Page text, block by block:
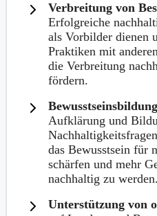
Verbreitung von
Erfolgreiche
als Vorbilder dienen
Praktiken mit
die Verbreitung
fördern.
Bewusstseinsbildung
Aufklärung und
das Bewusstsein für
schärfen und mehr
nachhaltig zu werden.
Unterstützung von